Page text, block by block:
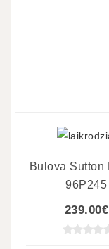
Bulova Sutton
96P245
239.00€